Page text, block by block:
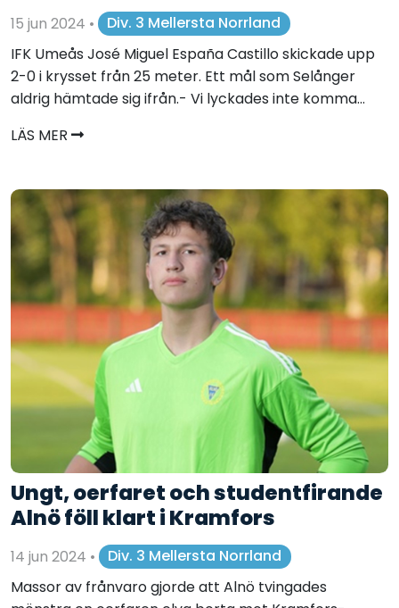
15 jun 2024 •
Div. 3 Mellersta Norrland
IFK Umeås José Miguel España Castillo skickade upp
2-0 i krysset från 25 meter. Ett mål som Selånger
aldrig hämtade sig ifrån.- Vi lyckades inte komma...
LÄS MER
Ungt, oerfaret och studentfirande
Alnö föll klart i Kramfors
14 jun 2024 •
Div. 3 Mellersta Norrland
Massor av frånvaro gjorde att Alnö tvingades